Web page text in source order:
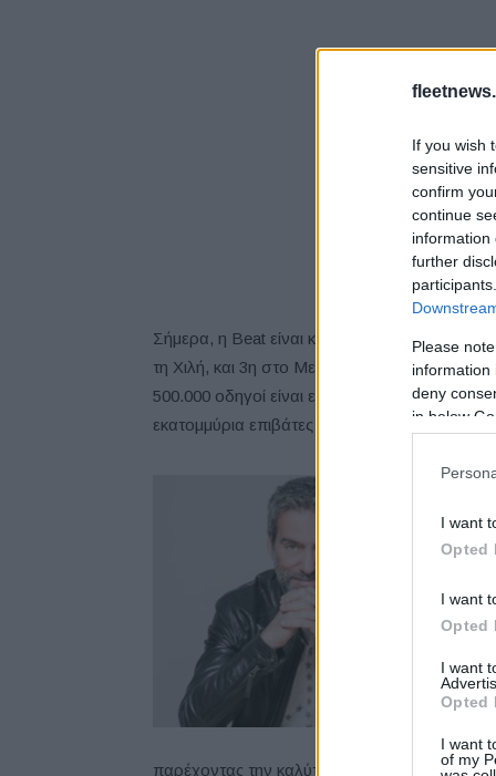
If you wish
sensitive
confirm
continue
information
further
Please
information
deny
in below
I want
Opted
I want
Opted
I want
Opted
I want
of my
Σήμερα, η Beat είναι κορυφαία στην έδρα
τη Χιλή, και 3η στο Μεξικό, μέσα σε μόλις
500.000 οδηγοί είναι εγγεγραμμένοι στην
εκατομμύρια επιβάτες απολαμβάνουν την
παρέχοντας την καλύτερη εμπειρία